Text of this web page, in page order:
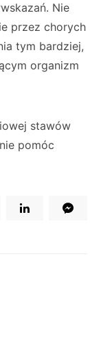
Nie
przez chorych
tym bardziej,
organizm
stawów
pomóc